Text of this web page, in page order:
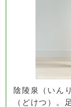
陰陵泉（いん
（どけつ）。